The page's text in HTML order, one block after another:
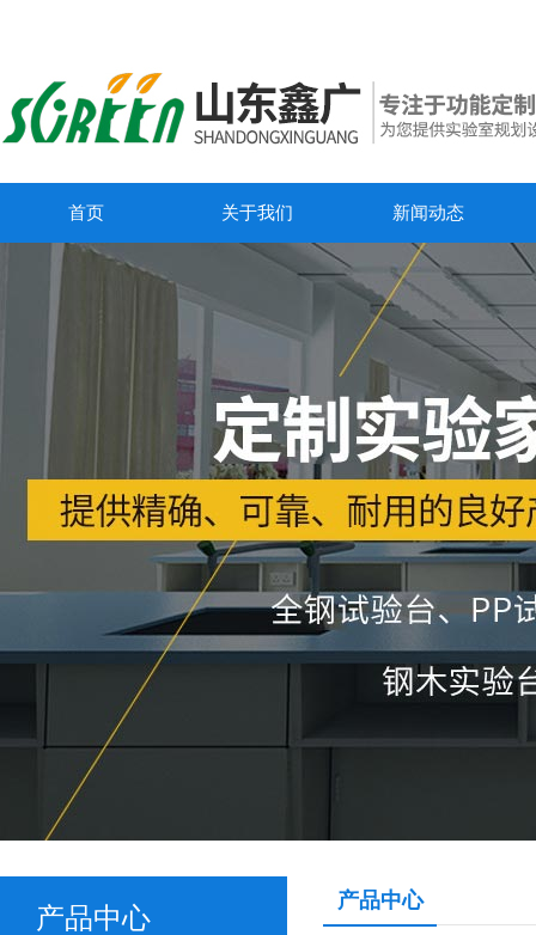
首页 关于我们 新闻动态
产品中心
产品中心